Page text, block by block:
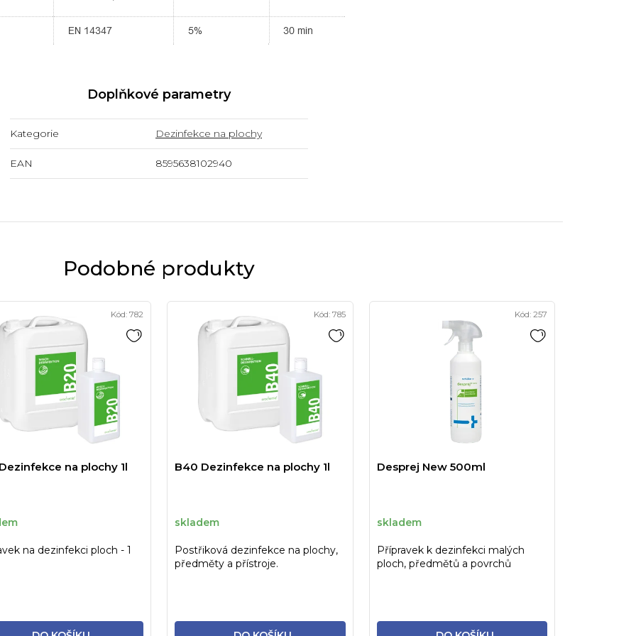
Doplňkové parametry
Kategorie Dezinfekce na plochy
EAN 8595638102940
Podobné produkty
na plochy 1l
na dezinfekci ploch - 1
Kód: 782
B40 Dezinfekce na plochy 1l
skladem
Postřiková dezinfekce na plochy,
předměty a přístroje.
Kód: 785
Desprej New 500ml
skladem
Přípravek k dezinfekci malých
ploch, předmětů a povrchů
Kód: 257